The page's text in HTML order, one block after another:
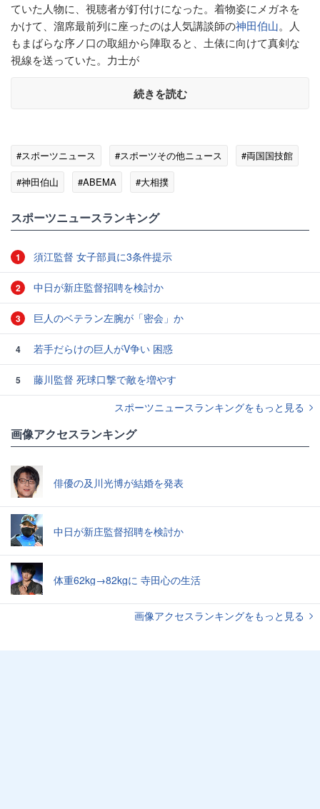
ていた人物に、視聴者が釘付けになった。着物姿にメガネを
かけて、溜席最前列に座ったのは人気講談師の神田伯山。人
もまばらな序ノ口の取組から陣取ると、土俵に向けて真剣な
視線を送っていた。力士が
続きを読む
#スポーツニュース #スポーツその他ニュース
#両国国技館
#神田伯山
#ABEMA #大相撲
スポーツニュースランキング
1 須江監督 女子部員に3条件提示
2 中日が新庄監督招聘を検討か
3 巨人のベテラン左腕が「密会」か
4 若手だらけの巨人がV争い 困惑
5
藤川監督 死球口撃で敵を増やす
スポーツニュースランキングをもっと見る
画像アクセスランキング
俳優の及川光博が結婚を発表
中日が新庄監督招聘を検討か
体重62kg→82kgに 寺田心の生活
画像アクセスランキングをもっと見る